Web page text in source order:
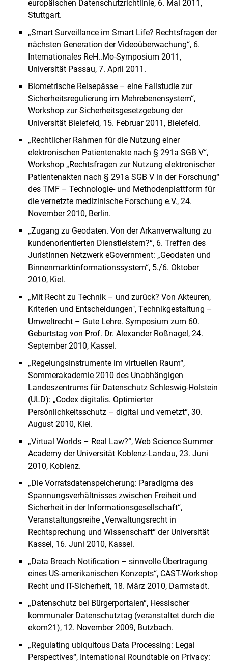
europäischen Datenschutzrichtlinie, 6. Mai 2011,
Stuttgart.
„Smart Surveillance im Smart Life? Rechtsfragen der
nächsten Generation der Videoüberwachung“, 6.
Internationales ReH..Mo-Symposium 2011,
Universität Passau, 7. April 2011.
Biometrische Reisepässe – eine Fallstudie zur
Sicherheitsregulierung im Mehrebenensystem“,
Workshop zur Sicherheitsgesetzgebung der
Universität Bielefeld, 15. Februar 2011, Bielefeld.
„Rechtlicher Rahmen für die Nutzung einer
elektronischen Patientenakte nach § 291a SGB V“,
Workshop „Rechtsfragen zur Nutzung elektronischer
Patientenakten nach § 291a SGB V in der Forschung“
des TMF – Technologie- und Methodenplattform für
die vernetzte medizinische Forschung e.V., 24.
November 2010, Berlin.
„Zugang zu Geodaten. Von der Arkanverwaltung zu
kundenorientierten Dienstleistern?“, 6. Treffen des
JuristInnen Netzwerk eGovernment: „Geodaten und
Binnenmarktinformationssystem“, 5./6. Oktober
2010, Kiel.
„Mit Recht zu Technik – und zurück? Von Akteuren,
Kriterien und Entscheidungen", Technikgestaltung –
Umweltrecht – Gute Lehre. Symposium zum 60.
Geburtstag von Prof. Dr. Alexander Roßnagel, 24.
September 2010, Kassel.
„Regelungsinstrumente im virtuellen Raum“,
Sommerakademie 2010 des Unabhängigen
Landeszentrums für Datenschutz Schleswig-Holstein
(ULD): „Codex digitalis. Optimierter
Persönlichkeitsschutz – digital und vernetzt“, 30.
August 2010, Kiel.
„Virtual Worlds – Real Law?“, Web Science Summer
Academy der Universität Koblenz-Landau, 23. Juni
2010, Koblenz.
„Die Vorratsdatenspeicherung: Paradigma des
Spannungsverhältnisses zwischen Freiheit und
Sicherheit in der Informationsgesellschaft“,
Veranstaltungsreihe „Verwaltungsrecht in
Rechtsprechung und Wissenschaft“ der Universität
Kassel, 16. Juni 2010, Kassel.
„Data Breach Notification – sinnvolle Übertragung
eines US-amerikanischen Konzepts“, CAST-Workshop
Recht und IT-Sicherheit, 18. März 2010, Darmstadt.
„Datenschutz bei Bürgerportalen“, Hessischer
kommunaler Datenschutztag (veranstaltet durch die
ekom21), 12. November 2009, Butzbach.
„Regulating ubiquitous Data Processing: Legal
Perspectives“, International Roundtable on Privacy: